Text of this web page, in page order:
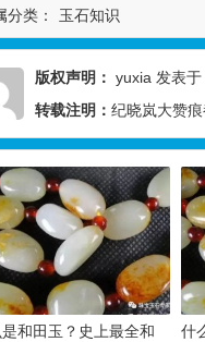
分类： 玉石知识
版权声明： yuxia 发表
转载注明： 纪晓岚大赞
和田玉？史上最全和
什